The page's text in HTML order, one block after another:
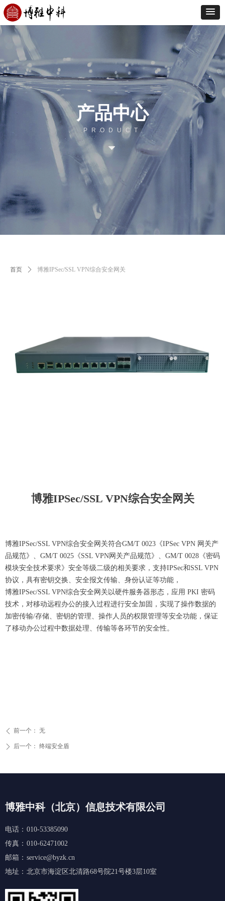
首页 ꄲ 博雅IPSec/SSL VPN综合安全网关
博雅IPSec/SSL VPN综合安全网关
ꄴ 前一个： 无
ꄲ 后一个： 终端安全盾
博雅IPSec/SSL VPN综合安全网关符合GM/T 0023《IPSec VPN 网关产
品规范》、GM/T 0025《SSL VPN网关产品规范》、GM/T 0028《密码
模块安全技术要求》安全等级二级的相关要求，支持IPSec和SSL VPN
协议，具有密钥交换、安全报文传输、身份认证等功能，
博雅IPSec/SSL VPN综合安全网关以硬件服务器形态，应用 PKI 密码
技术，对移动远程办公的接入过程进行安全加固，实现了操作数据的
加密传输/存储、密钥的管理、操作人员的权限管理等安全功能，保证
了移动办公过程中数据处理、传输等各环节的安全性。
产品中心
뀓
PRODUCT
博雅中科（北京）信息技术有限公司
电话： 010-53385090
传真： 010-62471002
邮箱： service@byzk.cn
地址： 北京市海淀区北清路68号院21号楼3层10室